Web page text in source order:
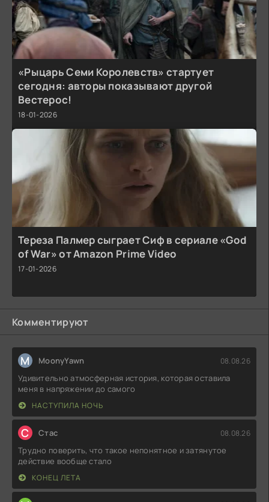
«Рыцарь Семи Королевств» стартует
сегодня: авторы показывают другой
Вестерос!
18-01-2026
Тереза Палмер сыграет Сиф в сериале «God
of War» от Amazon Prime Video
17-01-2026
Комментируют
M MoonyYawn 08.08.26
Удивительно атмосферная история, которая оставила
меня в напряжении до самого
НАСТУПИЛА НОЧЬ
С Стас 08.08.26
Трудно поверить, что такое непонятное и затянутое
действие вообще стало
КОНЕЦ ЛЕТА